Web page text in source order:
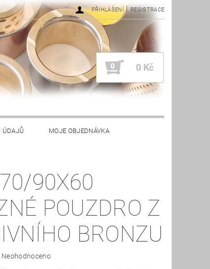
PŘIHLÁŠENÍ | REGISTRACE
0 0 Kč
ÚDAJŮ MOJE OBJEDNÁVKA
90X60
POUZDRO Z
BRONZU
Neohodnoceno